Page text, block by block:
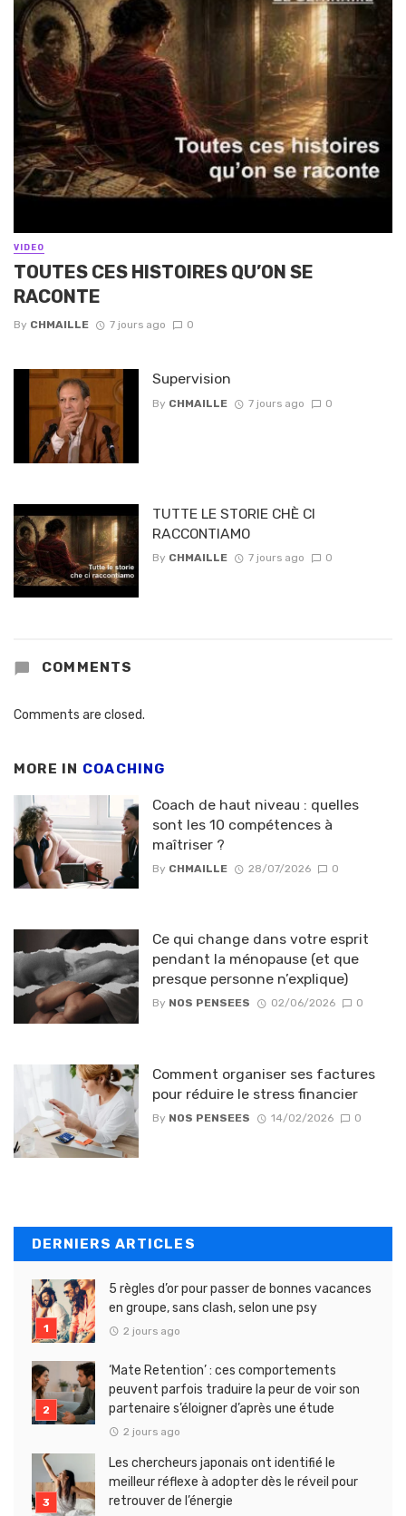
VIDEO
TOUTES CES HISTOIRES QU’ON SE
RACONTE
By CHMAILLE 7 jours ago 0
Supervision
By CHMAILLE 7 jours ago 0
TUTTE LE STORIE CHÈ CI
RACCONTIAMO
By CHMAILLE 7 jours ago 0
COMMENTS
Comments are closed.
MORE IN COACHING
Coach de haut niveau : quelles
sont les 10 compétences à
maîtriser ?
By CHMAILLE 28/07/2026 0
Ce qui change dans votre esprit
pendant la ménopause (et que
presque personne n’explique)
By NOS PENSEES 02/06/2026 0
Comment organiser ses factures
pour réduire le stress financier
By NOS PENSEES 14/02/2026 0
DERNIERS ARTICLES
5 règles d’or pour passer de bonnes vacances
en groupe, sans clash, selon une psy
2 jours ago
‘Mate Retention’ : ces comportements
peuvent parfois traduire la peur de voir son
partenaire s’éloigner d’après une étude
2 jours ago
Les chercheurs japonais ont identifié le
meilleur réflexe à adopter dès le réveil pour
retrouver de l’énergie